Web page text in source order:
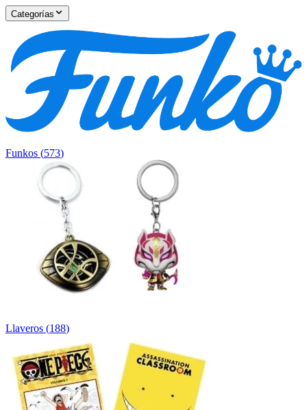
Categorías
Funkos (573)
Llaveros (188)